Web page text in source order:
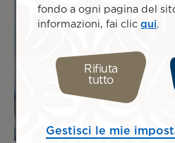
fondo a ogni pagina del
informazioni, fai clicqui.
Rifiuta
tutto
Gestisci le mie